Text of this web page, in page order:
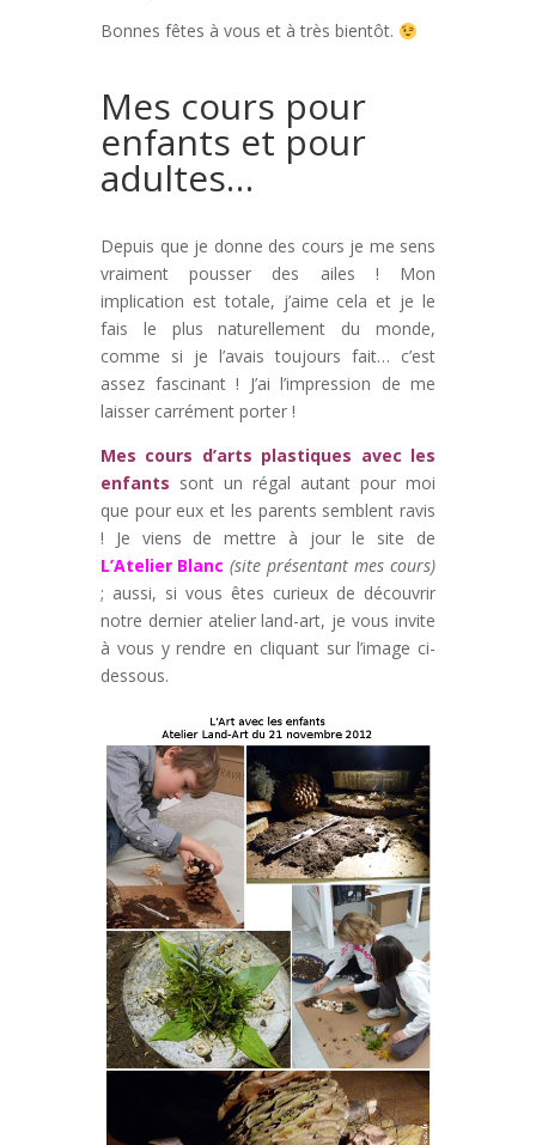
Bonnes fêtes à vous et à très bientôt.
Mes cours pour
enfants et pour
adultes…
Depuis que je donne des cours je me sens
vraiment pousser des ailes ! Mon
implication est totale, j’aime cela et je le
fais le plus naturellement du monde,
comme si je l’avais toujours fait… c’est
assez fascinant ! J’ai l’impression de me
laisser carrément porter !
Mes cours d’arts plastiques avec les
enfants sont un régal autant pour moi
que pour eux et les parents semblent ravis
! Je viens de mettre à jour le site de
L’Atelier Blanc (site présentant mes cours)
; aussi, si vous êtes curieux de découvrir
notre dernier atelier land-art, je vous invite
à vous y rendre en cliquant sur l’image ci-
dessous.